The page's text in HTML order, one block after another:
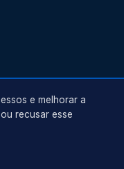
direitos reservados.
e melhorar a
recusar esse